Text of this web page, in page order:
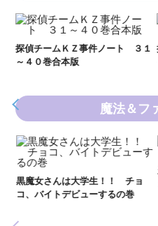
探偵チームＫＺ事件ノート ３１
～４０巻合本版
魔法＆フ
黒魔女さんは大学生！！ チョ
コ、バイトデビューするの巻